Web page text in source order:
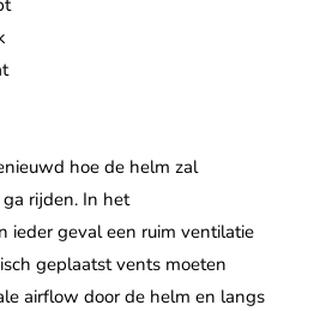
hoe de helm zal
rijden. In het
ieder geval een ruim ventilatie
geplaatst vents moeten
airflow door de helm en langs